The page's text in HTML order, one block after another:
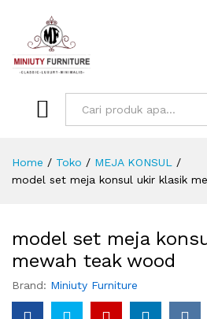
Home / Toko / MEJA KONSUL
/
model set meja konsul ukir klasik
model set meja
mewah teak wood
Brand: Miniuty Furniture